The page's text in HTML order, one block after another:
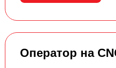
Оператор на